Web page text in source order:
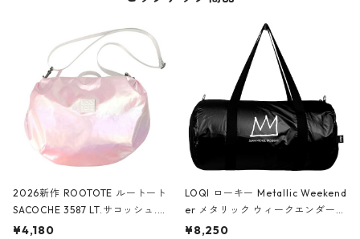
2026新作 ROOTOTE ルートート
SACOCHE 3587 LT.サコッシュ.ル
ミエ-B ショルダーバッグ グロスピ
¥4,180
LOQI ローキー Metallic Weekend
er メタリック ウィークエンダー
ボストンバッグ ショルダーバッグ
¥8,250